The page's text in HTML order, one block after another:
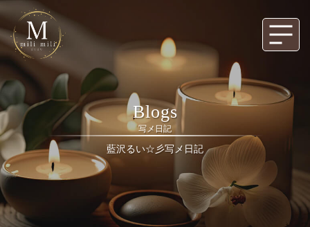
Blogs
写メ日記
藍沢るい☆彡写メ日記